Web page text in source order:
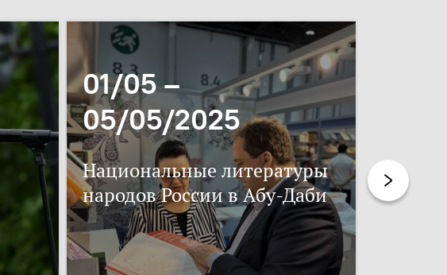
01/05 –
05/05/2025
Национальные литературы
народов России в Абу-Даби